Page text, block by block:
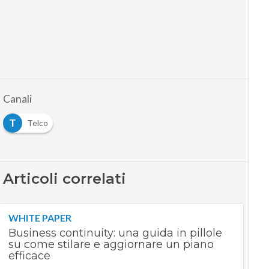
Canali
T
Telco
Articoli correlati
WHITE PAPER
Business continuity: una guida in pillole
su come stilare e aggiornare un piano
efficace